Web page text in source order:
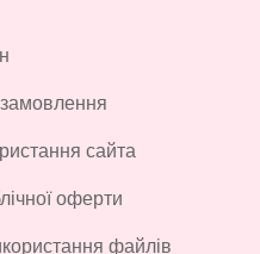
сайта
оферти
файлів